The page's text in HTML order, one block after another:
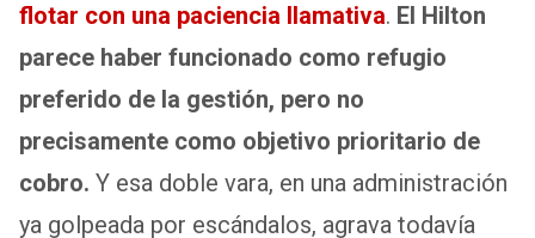
flotar con una paciencia llamativa. El Hilton
parece haber funcionado como refugio
preferido de la gestión, pero no
precisamente como objetivo prioritario de
cobro. Y esa doble vara, en una administración
ya golpeada por escándalos, agrava todavía